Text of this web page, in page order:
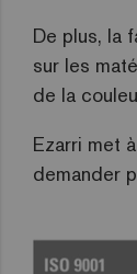
De plus, la
sur les
de la
Ezarri met
demander